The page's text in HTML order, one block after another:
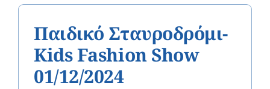
Παιδικό Σταυροδρόμι-
Kids Fashion Show
01/12/2024